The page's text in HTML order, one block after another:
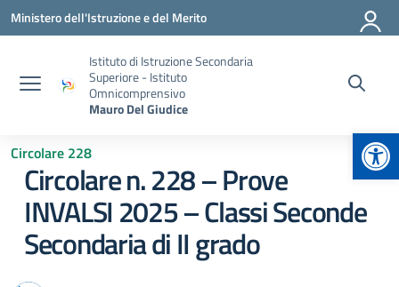
Vai ai contenuti
Vai al menu di navigazione
Vai al footer
Ministero dell'Istruzione e del Merito
Istituto di Istruzione Secondaria
Superiore - Istituto
Omnicomprensivo
Mauro Del Giudice
Circolare 228
Circolare n. 228 – Prove
INVALSI 2025 – Classi Seconde
Secondaria di II grado